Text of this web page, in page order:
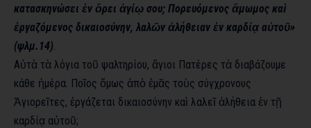
κατασκηνώσει ἐν ὄρει ἁγίῳ σου; Πορευόμενος ἄμωμος καὶ
ἐργαζόμενος δικαιοσύνην, λαλῶν ἀλήθειαν ἐν καρδίᾳ αὐτοῦ»
(ψλμ.14)
Αὐτὰ τὰ λόγια τοῦ ψαλτηρίου, ἅγιοι Πατέρες τὰ διαβάζουμε
κάθε ἡμέρα Ποῖος ὅμως ἀπὸ ἐμᾶς τοὺς σύγχρονους
Ἁγιορεῖτες, ἐργάζεται δικαιοσύνην καὶ λαλεῖ ἀλήθεια ἐν τῇ
καρδίᾳ αὐτοῦ;